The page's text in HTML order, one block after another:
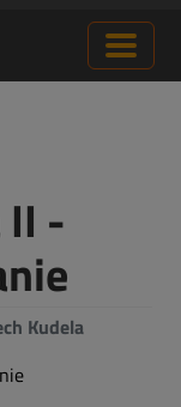
-
Kudela